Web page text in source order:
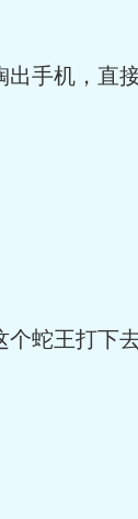
手机，直
蛇王打下